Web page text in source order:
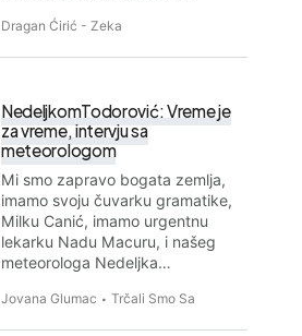
Dragan Ćirić - Zeka
NedeljkomTodorović: Vreme je
za vreme, intervju sa
meteorologom
Mi smo zapravo bogata zemlja,
imamo svoju čuvarku gramatike,
Milku Canić, imamo urgentnu
lekarku Nadu Macuru, i našeg
meteorologa Nedeljka…
Jovana Glumac Trčali Smo Sa